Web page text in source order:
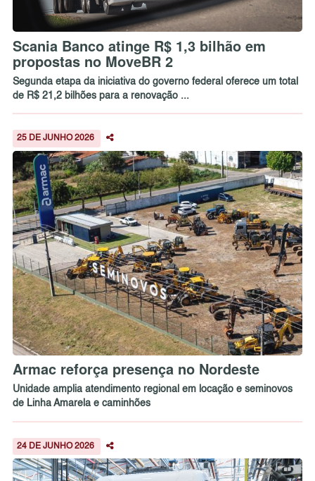
Scania Banco atinge R$ 1,3 bilhão em
propostas no MoveBR 2
Segunda etapa da iniciativa do governo federal oferece um total
de R$ 21,2 bilhões para a renovação ...
25 DE JUNHO 2026
Armac reforça presença no Nordeste
Unidade amplia atendimento regional em locação e seminovos
de Linha Amarela e caminhões
24 DE JUNHO 2026